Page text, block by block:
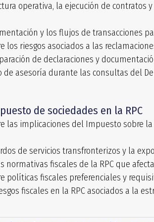
operativa, la ejecución de contratos
y los flujos de transacciones
los riesgos asociados a las
de declaraciones y
de asesoría durante las consultas del
de sociedades en la RPC
las implicaciones del Impuesto sobre
de servicios transfronterizos y la
normativas fiscales de la RPC que
políticas fiscales preferenciales y
fiscales en la RPC asociados a la